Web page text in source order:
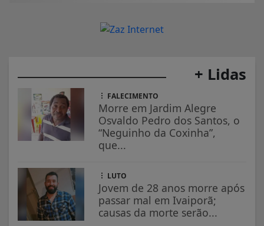
+ Lidas
FALECIMENTO
Morre em Jardim Alegre
Osvaldo Pedro dos Santos, o
“Neguinho da Coxinha”,
que...
LUTO
Jovem de 28 anos morre após
passar mal em Ivaiporã;
causas da morte serão...